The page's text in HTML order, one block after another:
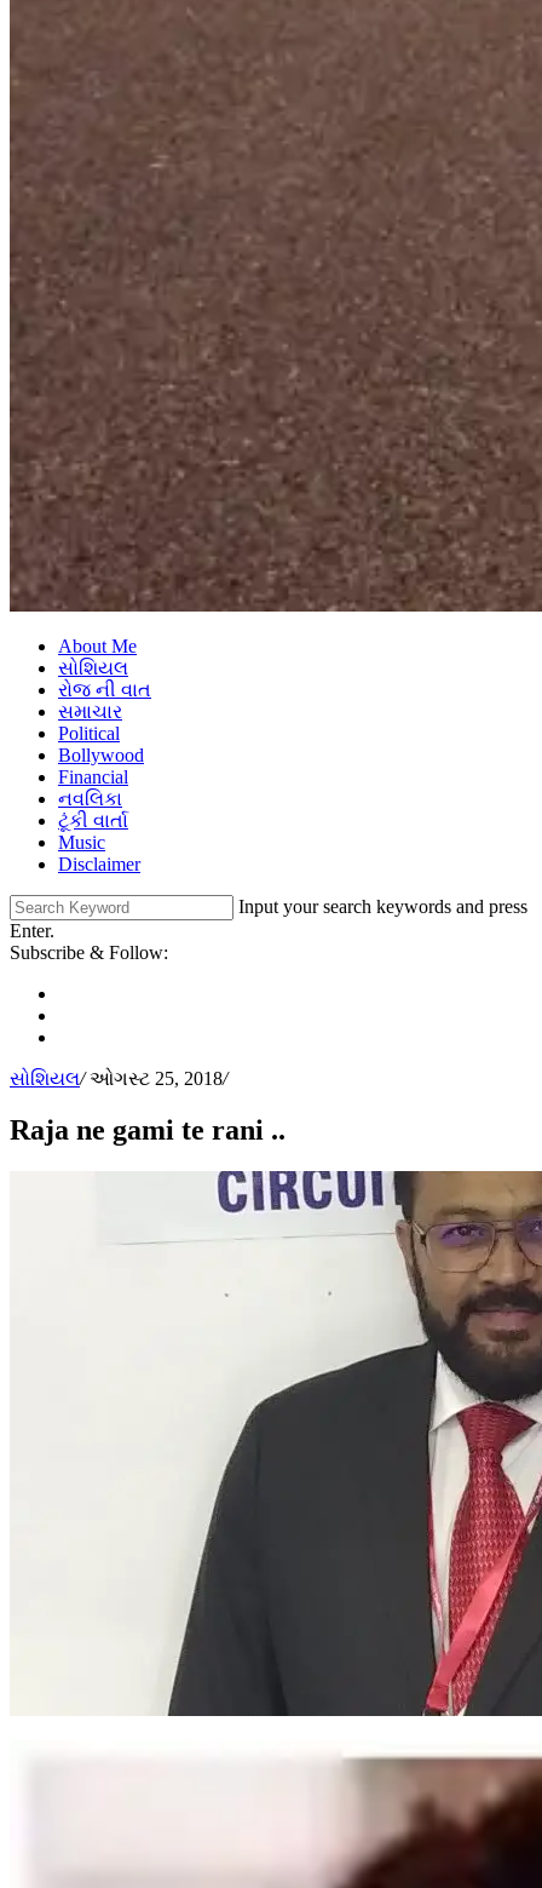
About Me
સોશિયલ
રોજ ની વાત
સમાચાર
Political
Bollywood
Financial
નવલિકા
ટૂંકી વાર્તા
Music
Disclaimer
Input your search keywords and press
Enter.
Subscribe & Follow:
સોશિયલ/ઓગસ્ટ 25, 2018/
Raja ne gami te rani ..